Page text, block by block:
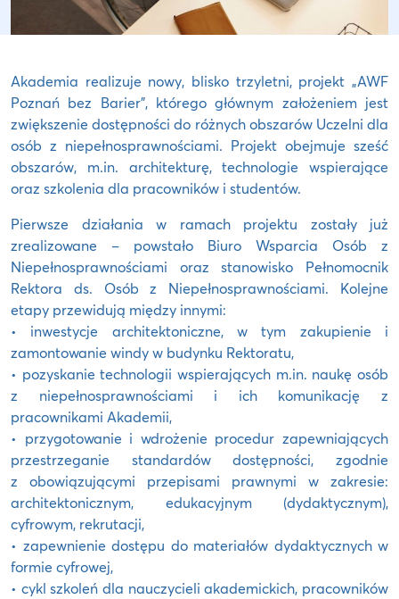
Akademia realizuje nowy, blisko trzyletni, projekt „AWF
Poznań bez Barier”, którego głównym założeniem jest
zwiększenie dostępności do różnych obszarów Uczelni dla
osób z niepełnosprawnościami. Projekt obejmuje sześć
obszarów, m.in. architekturę, technologie wspierające
oraz szkolenia dla pracowników i studentów.
Pierwsze działania w ramach projektu zostały już
zrealizowane – powstało Biuro Wsparcia Osób z
Niepełnosprawnościami oraz stanowisko Pełnomocnik
Rektora ds. Osób z Niepełnosprawnościami. Kolejne
etapy przewidują między innymi:
• inwestycje architektoniczne, w tym zakupienie i
zamontowanie windy w budynku Rektoratu,
• pozyskanie technologii wspierających m.in. naukę osób
z niepełnosprawnościami i ich komunikację z
pracownikami Akademii,
• przygotowanie i wdrożenie procedur zapewniających
przestrzeganie standardów dostępności, zgodnie
z obowiązującymi przepisami prawnymi w zakresie:
architektonicznym, edukacyjnym (dydaktycznym),
cyfrowym, rekrutacji,
• zapewnienie dostępu do materiałów dydaktycznych w
formie cyfrowej,
• cykl szkoleń dla nauczycieli akademickich, pracowników